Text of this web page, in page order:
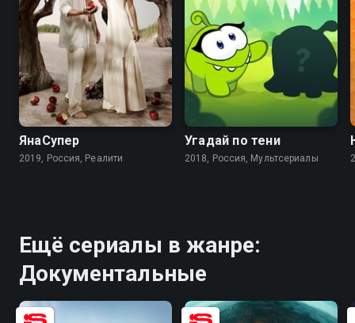
ЯнаСупер
2019, Россия, Реалити
8.3
Угадай по тени
2018, Россия, Мультсериалы
Ещё сериалы в жанре:
Документальные